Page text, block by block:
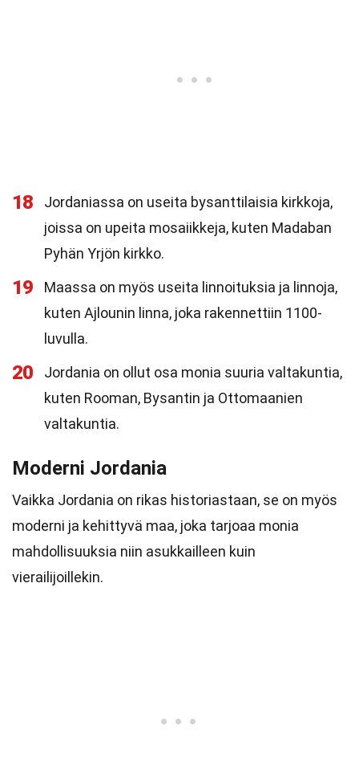
18
Jordaniassa on useita bysanttilaisia kirkkoja,
joissa on upeita mosaiikkeja, kuten Madaban
Pyhän Yrjön kirkko.
19
Maassa on myös useita linnoituksia ja linnoja,
kuten Ajlounin linna, joka rakennettiin 1100-
luvulla.
20
Jordania on ollut osa monia suuria valtakuntia,
kuten Rooman, Bysantin ja Ottomaanien
valtakuntia.
Moderni Jordania
Vaikka Jordania on rikas historiastaan, se on myös
moderni ja kehittyvä maa, joka tarjoaa monia
mahdollisuuksia niin asukkailleen kuin
vierailijoillekin.